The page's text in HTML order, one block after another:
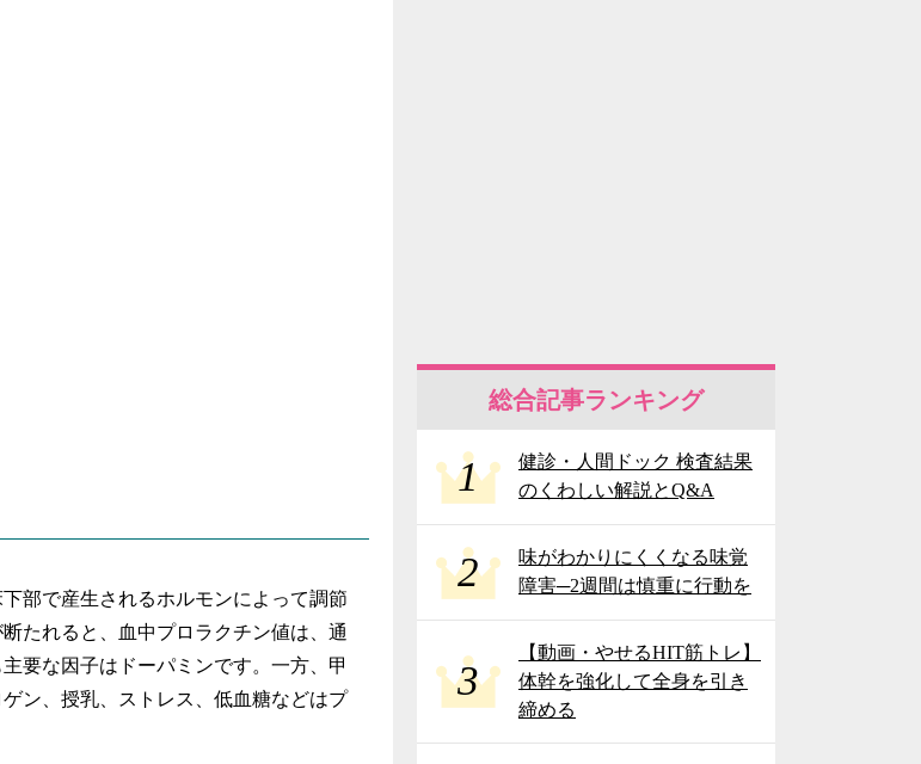
部で産生されるホルモンによって調節
たれると、血中プロラクチン値は、通
要な因子はドーパミンです。一方、甲
ン、授乳、ストレス、低血糖などはプ
総合記事ランキング
1
健診・人間ドック 検査結果
のくわしい解説とQ&A
2
味がわかりにくくなる味覚
障害─2週間は慎重に行動を
3
【動画・やせるHIT筋トレ】
体幹を強化して全身を引き
締める